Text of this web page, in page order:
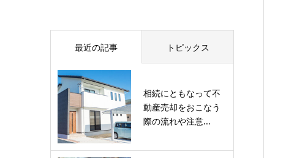
最近の記事 トピックス
相続にともなって不
動産売却をおこなう
際の流れや注意...